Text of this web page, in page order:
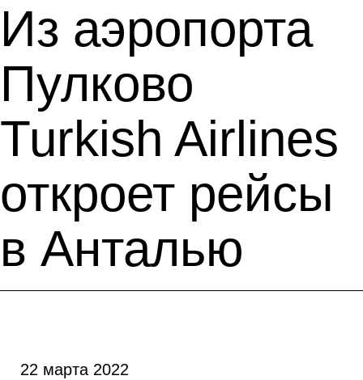
Из аэропорта
Пулково
Turkish Airlines
откроет рейсы
в Анталью
22 марта 2022